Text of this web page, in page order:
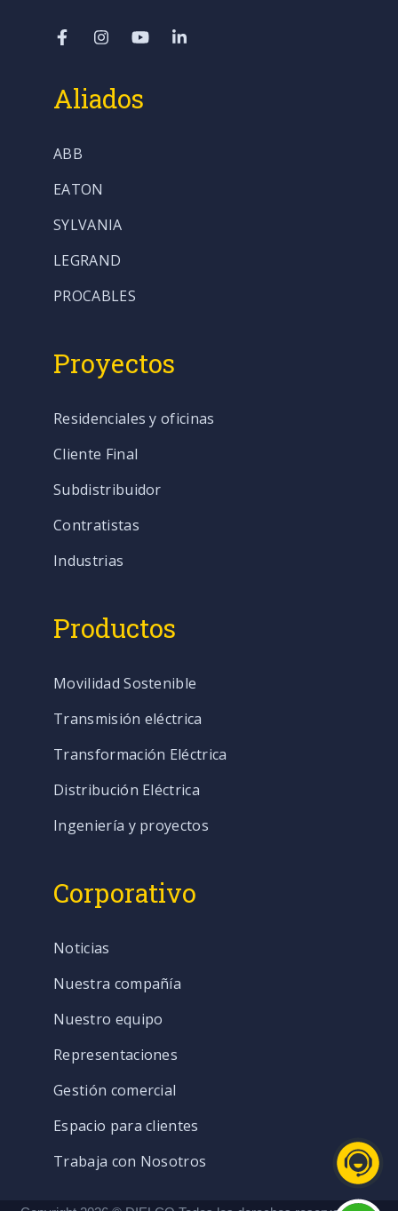
Aliados
ABB
EATON
SYLVANIA
LEGRAND
PROCABLES
Proyectos
Residenciales y oficinas
Cliente Final
Subdistribuidor
Contratistas
Industrias
Productos
Movilidad Sostenible
Transmisión eléctrica
Transformación Eléctrica
Distribución Eléctrica
Ingeniería y proyectos
Corporativo
Noticias
Nuestra compañía
Nuestro equipo
Representaciones
Gestión comercial
Espacio para clientes
Trabaja con Nosotros